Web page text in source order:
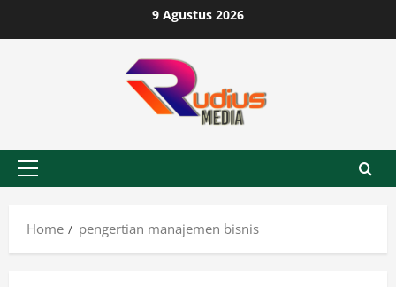
to
9 Agustus 2026
Primary
Home
pengertian manajemen bisnis